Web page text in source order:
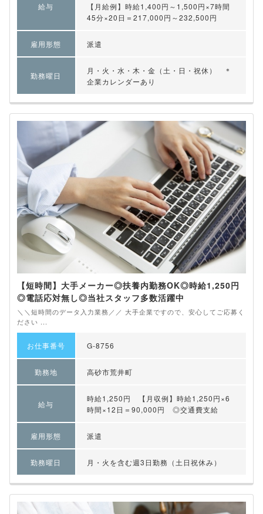
給与
【月給例】時給1,400円～1,500円×7時間
45分×20日＝217,000円～232,500円
雇用形態 派遣
勤務曜日
月・火・水・木・金（土・日・祝休） ＊
企業カレンダーあり
【短時間】大手メーカー◎扶養内勤務OK◎時給1,250円
◎電話応対無し◎当社スタッフ多数活躍中
＼＼短時間のデータ入力業務／／ 大手企業ですので、安心してご応募く
ださい ...
お仕事番号 G-8756
勤務地 高砂市荒井町
給与
時給1,250円 【月収例】時給1,250円×6
時間×12日＝90,000円 ◎交通費支給
雇用形態 派遣
勤務曜日 月・火を含む週3日勤務（土日祝休み）